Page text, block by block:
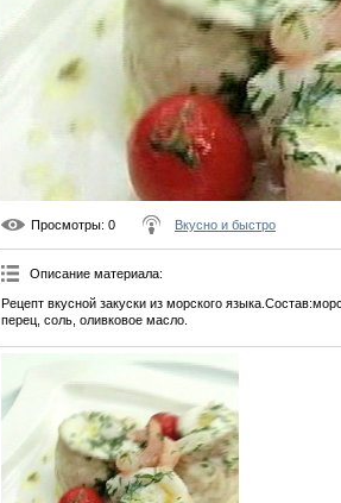
Просмотры: 0 Вкусно и быстро
Описание материала:
Рецепт вкусной закуски из морского
перец, соль, оливковое масло.